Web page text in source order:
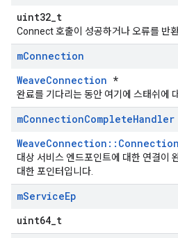
uint32_t
Connect 호출이 성공하거나 오류를 반
mConnection
WeaveConnection *
완료를 기다리는 동안 여기에 스태쉬에
mConnectionCompleteHandler
대상 서비스 엔드포인트에 대한 연결이
대한 포인터입니다.
mServiceEp
uint64_t